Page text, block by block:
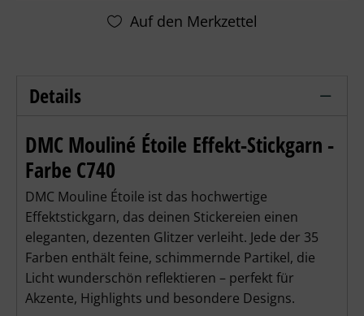
Details
DMC Mouliné Étoile - C740 orange –
DMC Mouliné Étoile Effekt-Stickgarn -
Farbe C740
DMC Mouline Étoile ist das hochwertige
Effektstickgarn, das deinen Stickereien einen
eleganten, dezenten Glitzer verleiht. Jede der 35
Farben enthält feine, schimmernde Partikel, die
Licht wunderschön reflektieren – perfekt für
Akzente, Highlights und besondere Designs.